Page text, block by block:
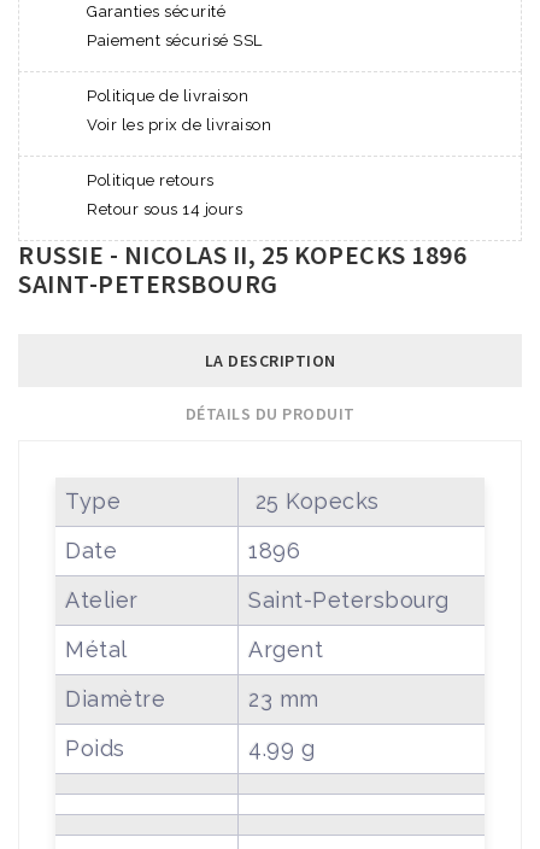
Garanties sécurité
Paiement sécurisé SSL
Politique de livraison
Voir les prix de livraison
Politique retours
Retour sous 14 jours
RUSSIE - NICOLAS II, 25 KOPECKS 1896
SAINT-PETERSBOURG
LA DESCRIPTION
DÉTAILS DU PRODUIT
Type
25 Kopecks
Date
1896
Atelier
Saint-Petersbourg
Métal
Argent
Diamètre
23 mm
Poids
4.99 g